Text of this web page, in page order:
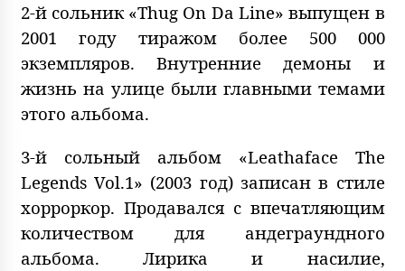
2-й сольник «Thug On Da Line» выпущен в
2001 году тиражом более 500 000
экземпляров. Внутренние демоны и
жизнь на улице были главными темами
этого альбома.
3-й сольный альбом «Leathaface The
Legends Vol.1» (2003 год) записан в стиле
хорроркор. Продавался с впечатляющим
количеством для андеграундного
альбома. Лирика и насилие,